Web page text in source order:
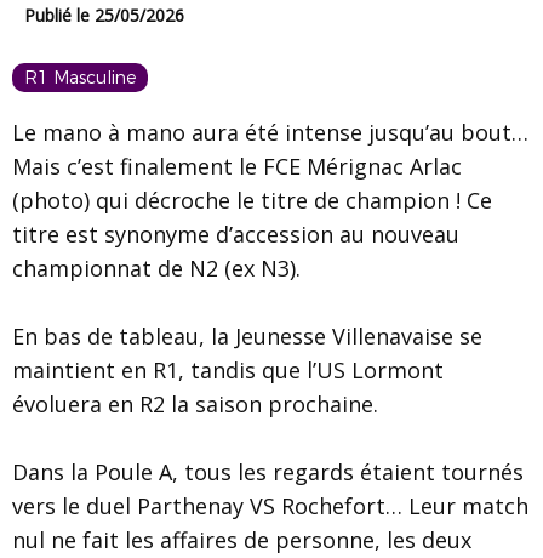
Publié le 25/05/2026
R1 Masculine
Le mano à mano aura été intense jusqu’au bout…
Mais c’est finalement le FCE Mérignac Arlac
(photo) qui décroche le titre de champion ! Ce
titre est synonyme d’accession au nouveau
championnat de N2 (ex N3).
En bas de tableau, la Jeunesse Villenavaise se
maintient en R1, tandis que l’US Lormont
évoluera en R2 la saison prochaine.
Dans la Poule A, tous les regards étaient tournés
vers le duel Parthenay VS Rochefort… Leur match
nul ne fait les affaires de personne, les deux